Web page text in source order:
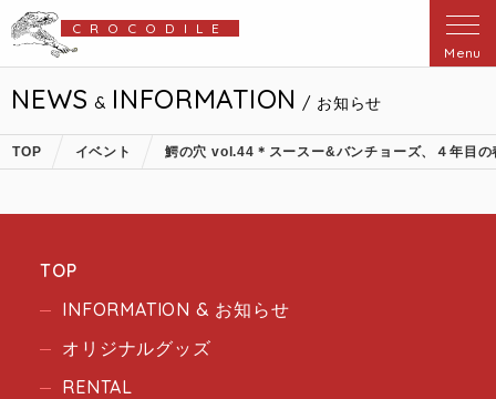
CROCODILE
Menu
NEWS & INFORMATION / お知らせ
TOP イベント 鰐の穴 vol.44＊スースー&バンチョーズ、４年目の
TOP
INFORMATION & お知らせ
オリジナルグッズ
RENTAL